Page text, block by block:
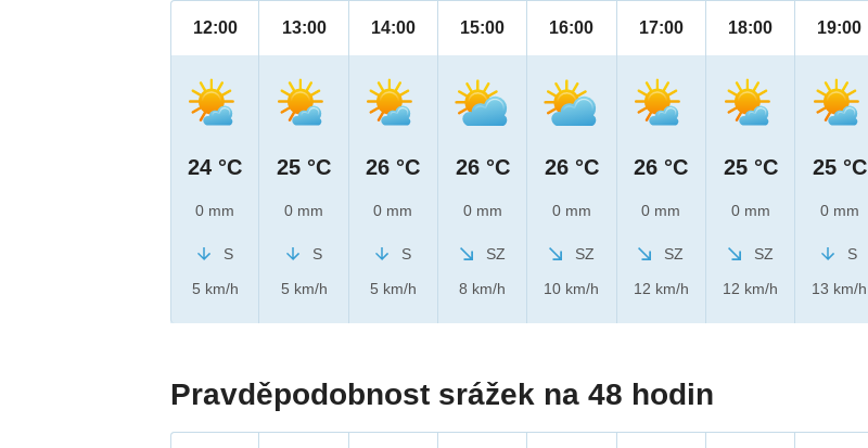
12:00
24 °C
0 mm
S
5 km/h
13:00
25 °C
0 mm
S
5 km/h
14:00
26 °C
0 mm
S
5 km/h
15:00
26 °C
0 mm
SZ
8 km/h
16:00
26 °C
0 mm
SZ
10 km/h
17:00
26 °C
0 mm
SZ
12 km/h
18:00
25 °C
0 mm
SZ
12 km/h
19:00
25 °C
0 mm
S
13 km/h
Pravděpodobnost srážek na 48 hodin